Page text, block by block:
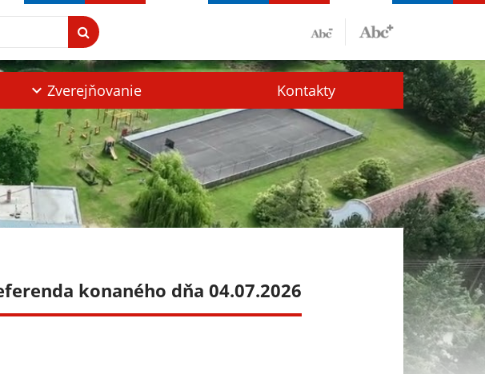
Zverejňovanie Kontakty
konaného dňa 04.07.2026